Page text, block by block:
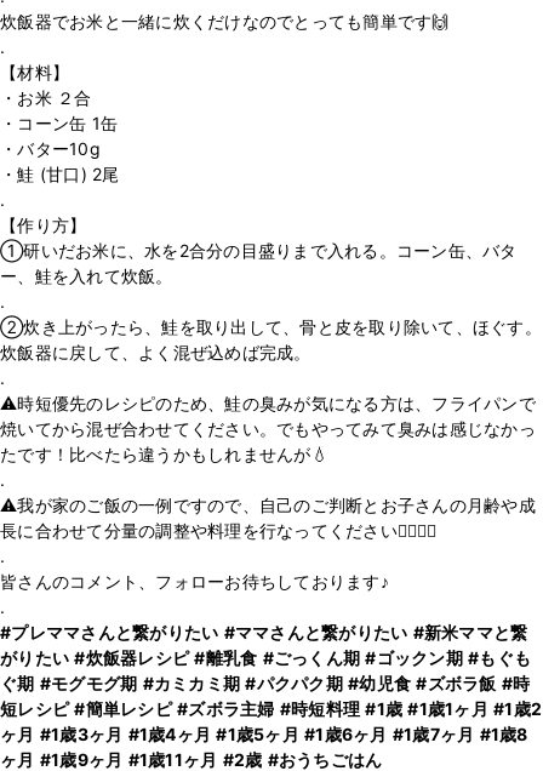
炊飯器でお米と一緒に炊くだけなのでとっても簡単です🙌
.
【材料】
・お米 ２合
・コーン缶 1缶
・バター10g
・鮭 (甘口) 2尾
.
【作り方】
①研いだお米に、水を2合分の目盛りまで入れる。コーン缶、バタ
ー、鮭を入れて炊飯。
.
②炊き上がったら、鮭を取り出して、骨と皮を取り除いて、ほぐす。
炊飯器に戻して、よく混ぜ込めば完成。
.
⚠️時短優先のレシピのため、鮭の臭みが気になる方は、フライパンで
焼いてから混ぜ合わせてください。でもやってみて臭みは感じなかっ
たです！比べたら違うかもしれませんが💧
.
⚠️我が家のご飯の一例ですので、自己のご判断とお子さんの月齢や成
長に合わせて分量の調整や料理を行なってください🙇‍♂️🙇‍♀️
.
皆さんのコメント、フォローお待ちしております♪
#プレママさんと繋がりたい #ママさんと繋がりたい #新米ママと繋
がりたい #炊飯器レシピ #離乳食 #ごっくん期 #ゴックン期 #もぐも
ぐ期 #モグモグ期 #カミカミ期 #パクパク期 #幼児食 #ズボラ飯 #時
短レシピ #簡単レシピ #ズボラ主婦 #時短料理 #1歳 #1歳1ヶ月 #1歳2
ヶ月 #1歳3ヶ月 #1歳4ヶ月 #1歳5ヶ月 #1歳6ヶ月 #1歳7ヶ月 #1歳8
ヶ月 #1歳9ヶ月 #1歳11ヶ月 #2歳 #おうちごはん